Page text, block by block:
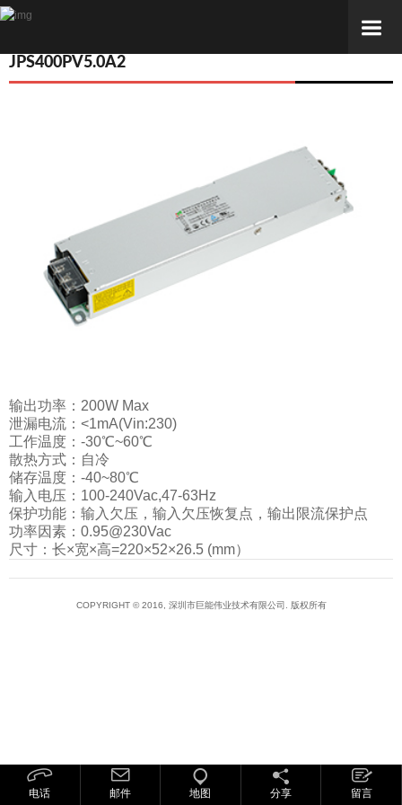
JPS400PV5.0A2
输出功率：200W Max
泄漏电流：<1mA(Vin:230)
工作温度：-30℃~60℃
散热方式：自冷
储存温度：-40~80℃
输入电压：100-240Vac,47-63Hz
保护功能：输入欠压，输入欠压恢复点，输出限流保护点
功率因素：0.95@230Vac
尺寸：长×宽×高=220×52×26.5 (mm）
COPYRIGHT © 2016, 深圳市巨能伟业技术有限公司. 版权所有
电话 邮件 地图 分享 留言